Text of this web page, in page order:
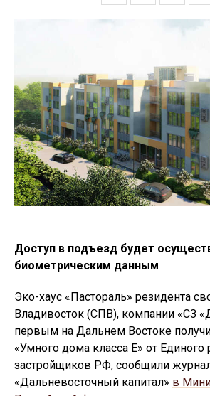
Доступ в подъезд будет
биометрическим данным
Эко-хаус «Пастораль» резидента
Владивосток (СПВ), компании «СЗ
первым на Дальнем Востоке
«Умного дома класса Е» от Единого
застройщиков РФ, сообщили
«Дальневосточный капитал» в